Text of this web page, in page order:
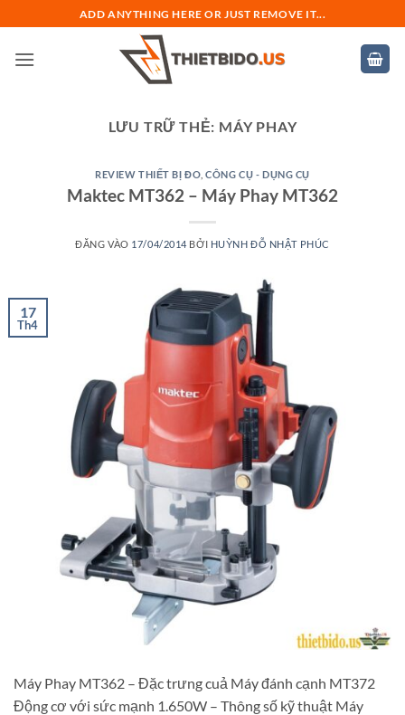
qua
nội
ADD ANYTHING HERE OR JUST REMOVE IT...
LƯU TRỮ THẺ: MÁY PHAY
REVIEW THIẾT BỊ ĐO ,CÔNG CỤ - DỤNG CỤ
Maktec MT362 – Máy Phay MT362
ĐĂNG VÀO 17/04/2014 BỞI HUỲNH ĐỖ NHẬT PHÚC
17
Th4
Máy Phay MT362 – Đặc trưng cuả Máy đánh cạnh MT372
Động cơ với sức mạnh 1.650W – Thông số kỹ thuật Máy